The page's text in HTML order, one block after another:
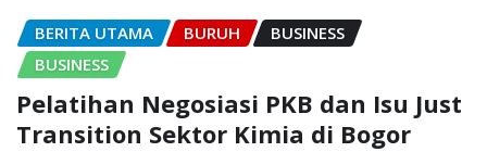
BERITA UTAMA BURUH
BUSINESS
BUSINESS
Pelatihan Negosiasi PKB dan Isu Just
Transition Sektor Kimia di Bogor